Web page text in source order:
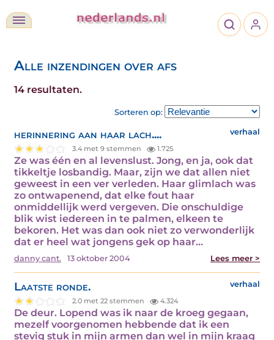
Alle inzendingen over afs
14 resultaten.
Sorteren op:
herinnering aan haar lach.... verhaal
3.4 met 9 stemmen 1.725
Ze was één en al levenslust. Jong, en ja, ook dat
tikkeltje losbandig. Maar, zijn we dat allen niet
geweest in een ver verleden. Haar glimlach was
zo ontwapenend, dat elke fout haar
onmiddellijk werd vergeven. Die onschuldige
blik wist iedereen in te palmen, elkeen te
bekoren. Het was dan ook niet zo verwonderlijk
dat er heel wat jongens gek op haar…
danny cant. 13 oktober 2004 Lees meer >
Laatste ronde. verhaal
2.0 met 22 stemmen 4.324
De deur. Lopend was ik naar de kroeg gegaan,
mezelf voorgenomen hebbende dat ik een
stevig stuk in mijn armen dan wel in mijn kraag